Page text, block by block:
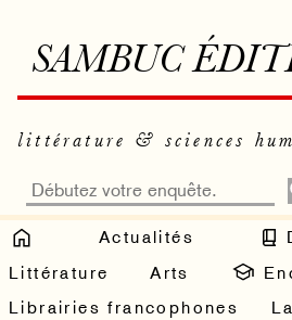
SAMBUC
littérature & sciences
Actualités
Littérature
Arts
Librairies francophones